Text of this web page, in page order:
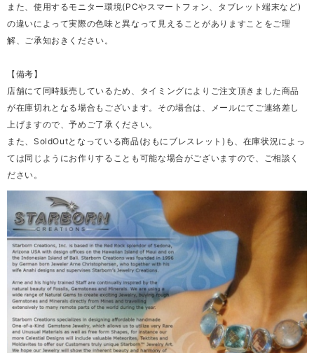
また、使用するモニター環境(PCやスマートフォン、タブレット端末など)
の違いによって実際の色味と異なって見えることがありますことをご理
解、ご承知おきください。
【備考】
店舗にて同時販売しているため、タイミングによりご注文頂きました商品
が在庫切れとなる場合もございます。その場合は、メールにてご連絡差し
上げますので、予めご了承ください。
また、SoldOutとなっている商品(おもにブレスレット)も、在庫状況によっ
ては同じようにお作りすることも可能な場合がございますので、ご相談く
ださい。